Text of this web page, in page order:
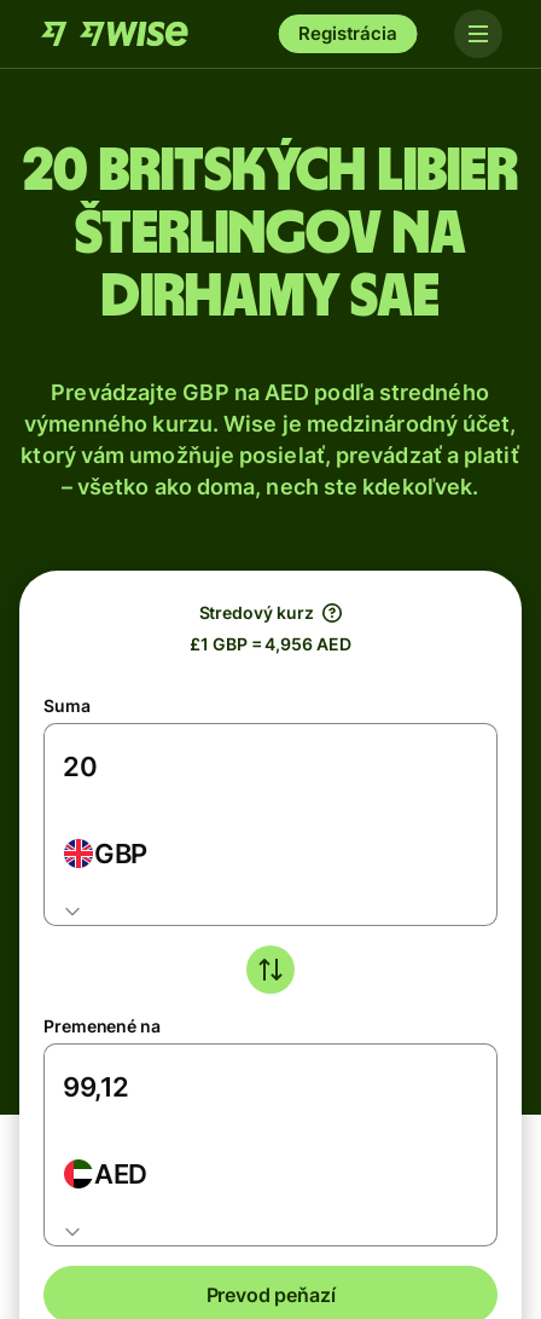
Registrácia
20 Britských libier
šterlingov na
dirhamy SAE
Prevádzajte GBP na AED podľa stredného
výmenného kurzu. Wise je medzinárodný účet,
ktorý vám umožňuje posielať, prevádzať a platiť
– všetko ako doma, nech ste kdekoľvek.
Stredový kurz
£1 GBP = 4,956 AED
Suma
GBP
Premenené na
AED
Prevod peňazí